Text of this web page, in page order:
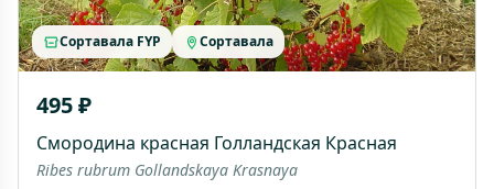
Сортавала FYP Сортавала
495 ₽
Смородина красная Голландская Красная
Ribes rubrum Gollandskaya Krasnaya